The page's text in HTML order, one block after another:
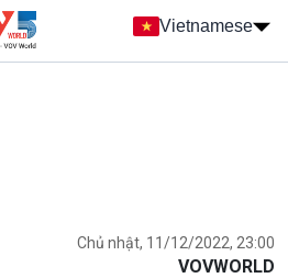
Vietnamese
Chủ nhật, 11/12/2022, 23:00
VOVWORLD